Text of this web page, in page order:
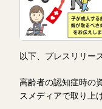
以下、プレスリリー
高齢者の認知症時の
スメディアで取り上